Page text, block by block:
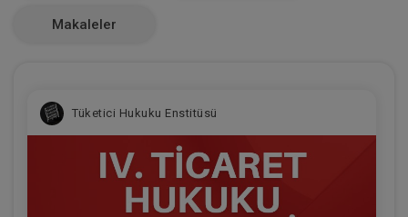
Makaleler
Tüketici Hukuku Enstitüsü